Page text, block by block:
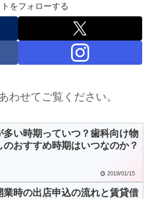
をフォローする
わせてご覧ください。
多い時期っていつ？歯科向け物
のおすすめ時期はいつなのか？
2019/01/15
業時の出店申込の流れと賃貸借